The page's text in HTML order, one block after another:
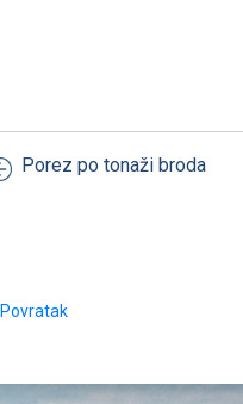
Porez po tonaži broda